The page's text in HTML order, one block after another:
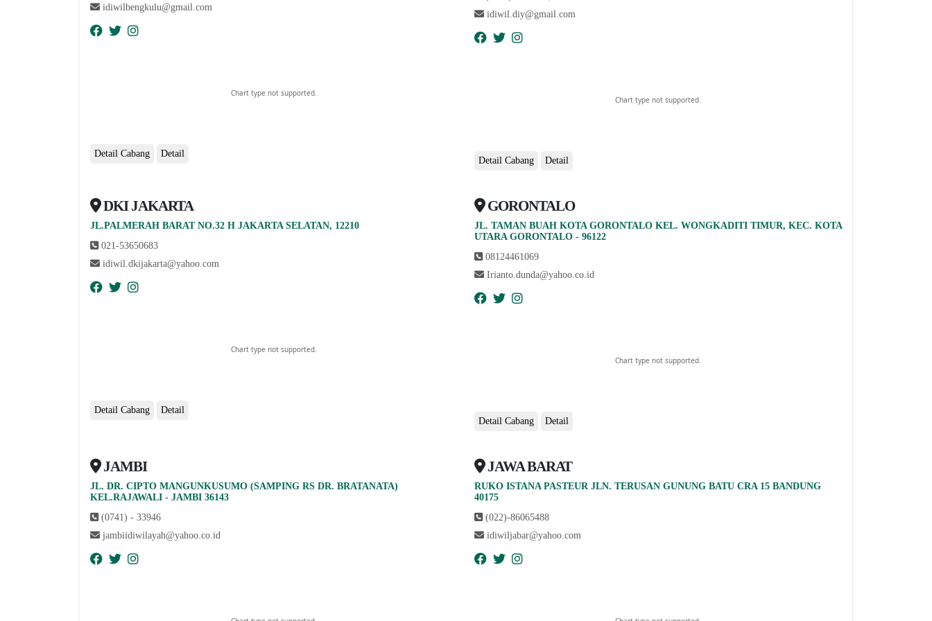
idiwilbengkulu@gmail.com
Chart type not supported.
Detail Cabang Detail
idiwil.diy@gmail.com
Chart type not supported.
Detail Cabang Detail
DKI JAKARTA
JL.PALMERAH BARAT NO.32 H JAKARTA SELATAN, 12210
021-53650683
idiwil.dkijakarta@yahoo.com
abcdefhiklmnopqrstuvwxyz
Chart type not supported.
Detail Cabang Detail
GORONTALO
JL. TAMAN BUAH KOTA GORONTALO KEL. WONGKADITI TIMUR, KEC. KOTA
UTARA GORONTALO - 96122
08124461069
Irianto.dunda@yahoo.co.id
abcdefhiklmnopqrstuvwxyz
Chart type not supported.
Detail Cabang Detail
JAMBI
JL. DR. CIPTO MANGUNKUSUMO (SAMPING RS DR. BRATANATA)
KEL.RAJAWALI - JAMBI 36143
(0741) - 33946
jambiidiwilayah@yahoo.co.id
abcdefhiklmnopqrstuvwxyz
JAWA BARAT
RUKO ISTANA PASTEUR JLN. TERUSAN GUNUNG BATU CRA 15 BANDUNG
40175
(022)-86065488
idiwiljabar@yahoo.com
abcdefhiklmnopqrstuvwxyz